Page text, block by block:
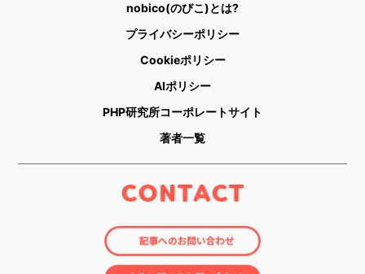
nobico(のびこ)とは?
プライバシーポリシー
Cookieポリシー
AIポリシー
PHP研究所コーポレートサイト
著者一覧